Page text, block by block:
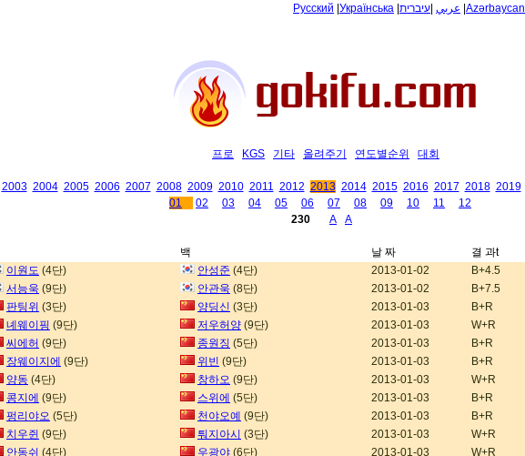
Русский Українська عربي עיברית Azərbaycan
프로 KGS 기타 올려주기 연도별순위 대회
2003 2004 2005 2006 2007 2008 2009 2010 2011 2012 2013 2014 2015 2016 2017 2018 2019
01
02 03 04 05 06 07 08 09 10 11
12
230
A A
백 날 짜 결 과t
이원도 (4단) 안성준 (4단) 2013-01-02
B+4.5
서능욱 (9단) 안관욱 (8단) 2013-01-02
B+7.5
판팅위 (3단) 양딩신 (3단) 2013-01-03
B+R
녜웨이핑 (9단) 저우허양 (9단) 2013-01-03
W+R
씨에허 (9단) 종원징 (5단) 2013-01-03
B+R
장웨이지에 (9단) 위빈 (9단) 2013-01-03
B+R
양동 (4단) 창하오 (9단) 2013-01-03
W+R
콩지에 (9단) 스위에 (5단) 2013-01-03
B+R
펑리야오 (5단) 천야오예 (9단) 2013-01-03
B+R
치우쥔 (9단) 퉈지아시 (3단) 2013-01-03
W+R
안동쉬 (4단) 우광야 (6단) 2013-01-03
W+R